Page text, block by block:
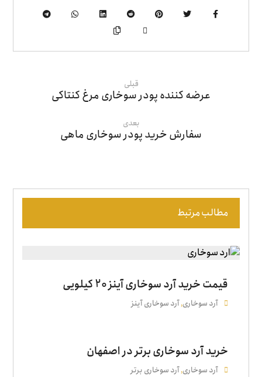
قبلی
عرضه کننده پودر سوخاری مرغ کنتاکی
بعدی
سفارش خرید پودر سوخاری ماهی
مطالب مرتبط
قیمت خرید آرد سوخاری آینز 20 کیلویی
آرد سوخاری,آرد سوخاری آینز
خرید آرد سوخاری برتر در اصفهان
آرد سوخاری,آرد سوخاری برتر